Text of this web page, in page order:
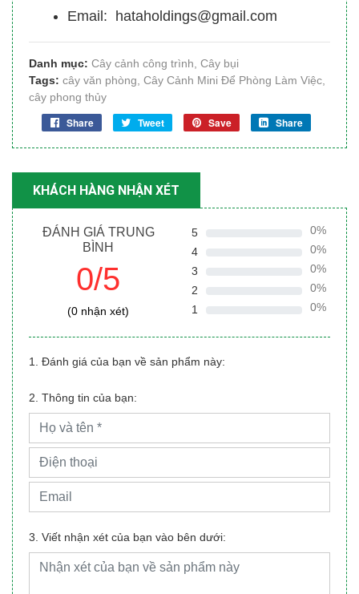
Email: hataholdings@gmail.com
Danh mục: Cây cảnh công trình, Cây bụi
Tags: cây văn phòng, Cây Cảnh Mini Để Phòng Làm Việc,
cây phong thủy
Share Tweet Save Share
KHÁCH HÀNG NHẬN XÉT
ĐÁNH GIÁ TRUNG
BÌNH
0/5
(0 nhận xét)
5
0%
4
0%
3
0%
2
0%
1
0%
1. Đánh giá của bạn về sản phẩm này:
2. Thông tin của bạn:
3. Viết nhận xét của bạn vào bên dưới: